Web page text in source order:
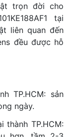
trọn đời cho
tại
liên quan đến
đều được hỗ
TP.HCM: sản
ngày.
thành TP.HCM: